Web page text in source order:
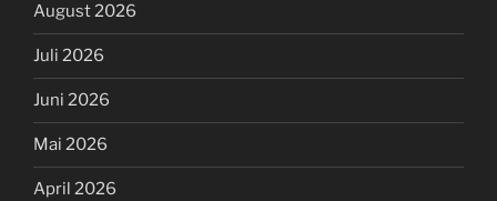
August 2026
Juli 2026
Juni 2026
Mai 2026
April 2026